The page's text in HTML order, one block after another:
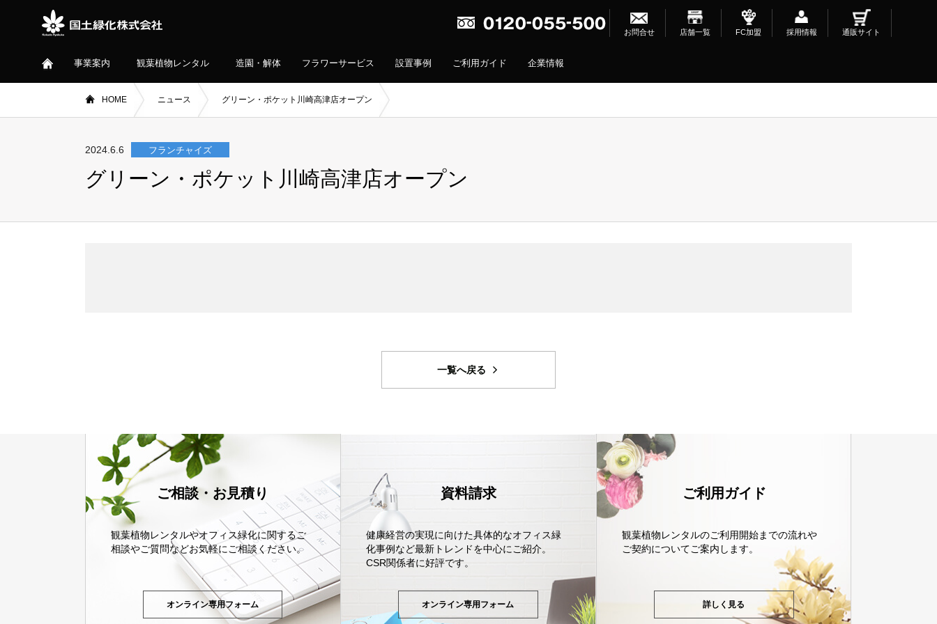
事業案内 観葉植物レンタル 造園・解体 フラワーサービス 設置事例 ご利用ガイド 企業情報
お問合せ 店舗一覧 FC加盟 採用情報 通販サイト
HOME ニュース グリーン・ポケット川崎高津店オープン
2024.6.6 フランチャイズ
グリーン・ポケット川崎高津店オープン
一覧へ戻る
ご相談・お見積り
観葉植物レンタルやオフィス緑化に関するご
相談やご質問などお気軽にご相談ください。
オンライン専用フォーム
資料請求
健康経営の実現に向けた具体的なオフィス緑
化事例など最新トレンドを中心にご紹介。
CSR関係者に好評です。
オンライン専用フォーム
ご利用ガイド
観葉植物レンタルのご利用開始までの流れや
ご契約についてご案内します。
詳しく見る